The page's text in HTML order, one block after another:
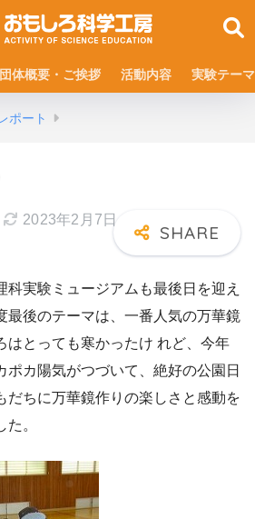
団体概要・ご挨拶 活動内容 実験テーマ
ポート
2023年2月7日
実験ミュージアムも最後日を迎え
最後のテーマは、一番人気の万華鏡
はとっても寒かったけ れど、今年
ポカ陽気がつづいて、絶好の公園日
ちに万華鏡作りの楽しさと感動を
。